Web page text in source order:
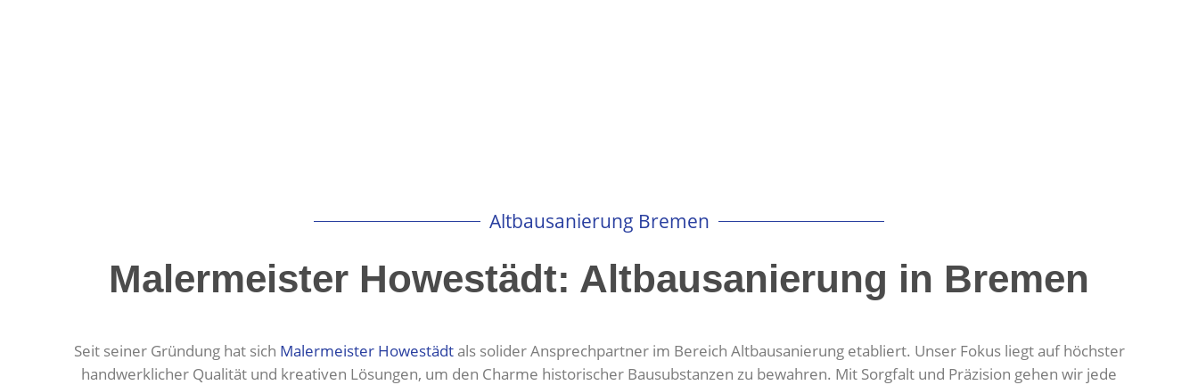
Altbausanierung Bremen
Malermeister Howestädt: Altbausanierung in Bremen
Seit seiner Gründung hat sich Malermeister Howestädtals solider Ansprechpartner im Bereich Altbausanierung etabliert. Unser Fokus liegt auf höchster
handwerklicher Qualität und kreativen Lösungen, um den Charme historischer Bausubstanzen zu bewahren. Mit Sorgfalt und Präzision gehen wir jede